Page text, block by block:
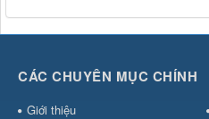
CÁC CHUYÊN MỤC CHÍNH
Giới thiệu